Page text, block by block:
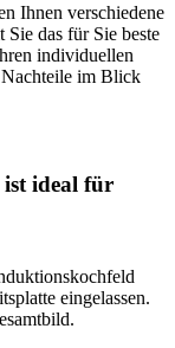
Ihnen verschiedene
das für Sie beste
individuellen
Nachteile im Blick
ist ideal für
eingelassen.